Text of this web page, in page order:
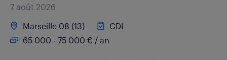
7 août 2026
Marseille 08 (13)
CDI
65 000 - 75 000 € / an